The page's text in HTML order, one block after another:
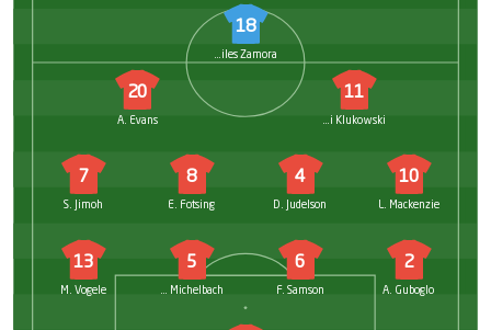
18
Aquiles Zamora
11
Antoni Klukowski
20
A. Evans
10
L. Mackenzie
4
D. Judelson
8
E. Fotsing
7
S. Jimoh
2
A. Guboglo
6
F. Samson
5
K. Michelbach
13
M. Vogele